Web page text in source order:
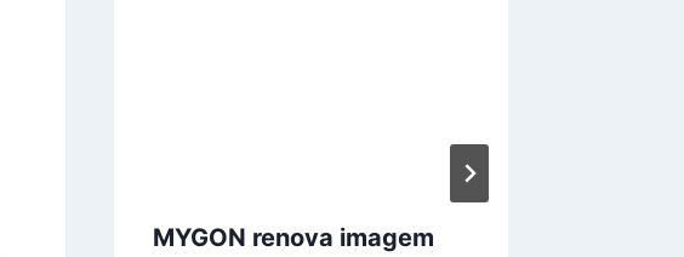
MYGON renova imagem